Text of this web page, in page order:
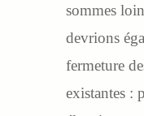
sommes
devrions
fermeture
existantes :